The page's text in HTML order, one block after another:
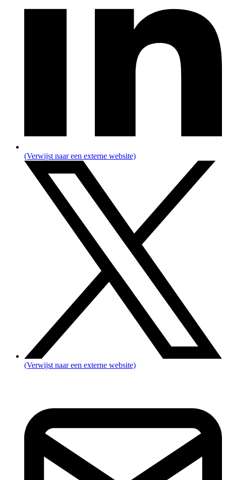
(Verwijst naar een externe website)
(Verwijst naar een externe website)